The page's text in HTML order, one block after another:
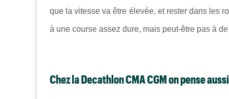
que la vitesse va être élevée, et rester dans les
à une course assez dure, mais peut-être pas à
Chez la Decathlon CMA CGM on pense